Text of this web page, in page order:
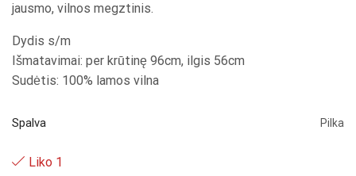
jausmo, vilnos megztinis.
Dydis s/m
Išmatavimai: per krūtinę 96cm, ilgis 56cm
Sudėtis: 100% lamos vilna
Spalva Pilka
Liko 1